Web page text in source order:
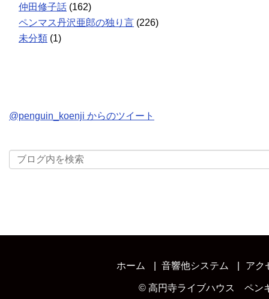
仲田修子話 (162)
ペンマス丹沢亜郎の独り言 (226)
未分類 (1)
@penguin_koenji からのツイート
ホーム 音響他システム アク
© 高円寺ライブハウス ペン